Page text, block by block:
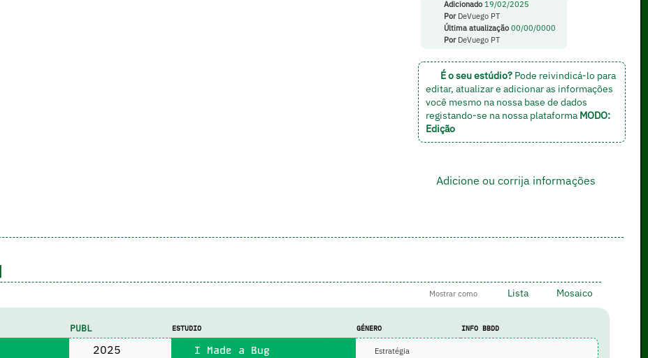
Adicionado 19/02/2025
PorDeVuego PT
Última atualização 00/00/0000
PorDeVuego PT
É o seu estúdio?Pode reivindicá-lo para
editar, atualizar e adicionar as informações
você mesmo na nossa base de dados
registando-se na nossa plataforma MODO:
Edição
Adicione ou corrija informações
Mostrar como Lista Mosaico
PUBL ESTUDIO GÉNERO INFO BBDD
2025 I Made a Bug Estratégia